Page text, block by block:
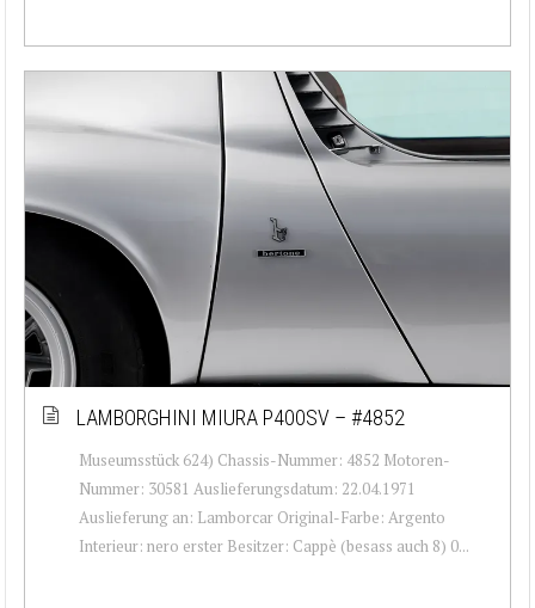
LAMBORGHINI MIURA P400SV – #4852
Museumsstück 624) Chassis-Nummer: 4852 Motoren-
Nummer: 30581 Auslieferungsdatum: 22.04.1971
Auslieferung an: Lamborcar Original-Farbe: Argento
Interieur: nero erster Besitzer: Cappè (besass auch 8) 0...